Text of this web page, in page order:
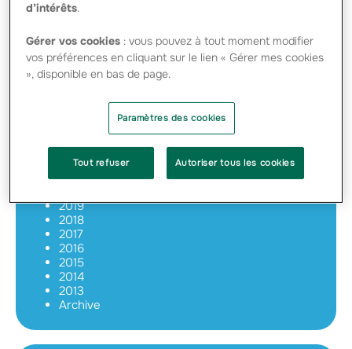
Ko
2023
2022
2021
2019
2018
2017
2016
2015
2014
2013
Archive
d’intérêts.
Gérer vos cookies : vous pouvez à tout moment modifier
vos préférences en cliquant sur le lien « Gérer mes cookies
», disponible en bas de page.
Paramètres des cookies
Tout refuser Autoriser tous les cookies